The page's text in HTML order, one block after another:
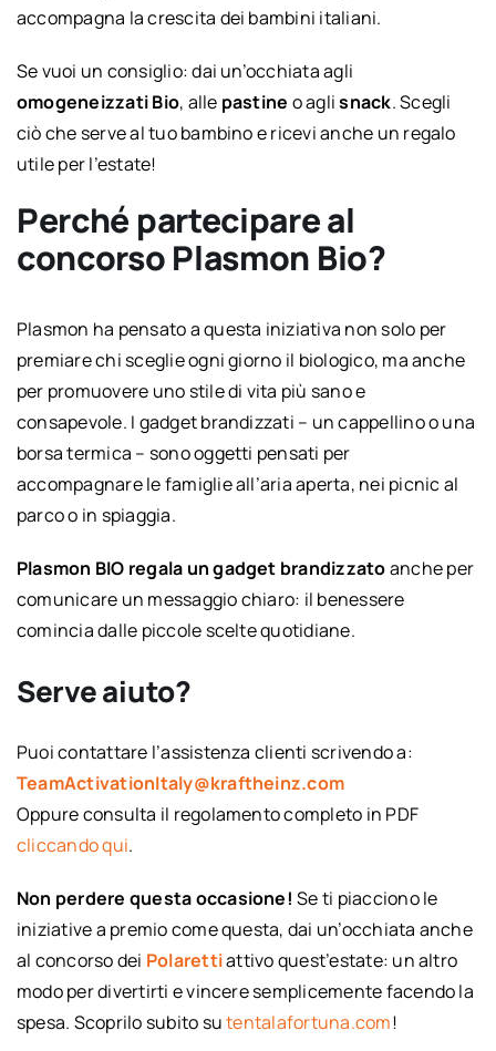
accompagna la crescita dei bambini italiani.
Se vuoi un consiglio: dai un’occhiata agli
omogeneizzati Bio, alle pastine o aglisnack. Scegli
ciò che serve al tuo bambino e ricevi anche un regalo
utile per l’estate!
Perché partecipare al
concorso Plasmon Bio?
Plasmon ha pensato a questa iniziativa non solo per
premiare chi sceglie ogni giorno il biologico, ma anche
per promuovere uno stile di vita più sano e
consapevole. I gadget brandizzati – un cappellino o una
borsa termica – sono oggetti pensati per
accompagnare le famiglie all’aria aperta, nei picnic al
parco o in spiaggia.
Plasmon BIO regala un gadget brandizzatoanche per
comunicare un messaggio chiaro: il benessere
comincia dalle piccole scelte quotidiane.
Serve aiuto?
Puoi contattare l’assistenza clienti scrivendo a:
TeamActivationItaly@kraftheinz.com
Oppure consulta il regolamento completo in PDF
cliccando qui.
Non perdere questa occasione! Se ti piacciono le
iniziative a premio come questa, dai un’occhiata anche
al concorso dei Polarettiattivo quest’estate: un altro
modo per divertirti e vincere semplicemente facendo la
spesa. Scoprilo subito sutentalafortuna.com!